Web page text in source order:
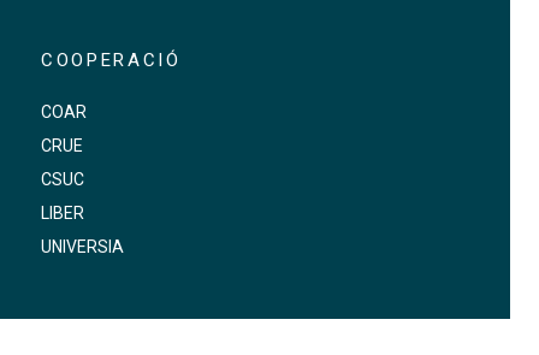
COOPERACIÓ
COAR
CRUE
CSUC
LIBER
UNIVERSIA